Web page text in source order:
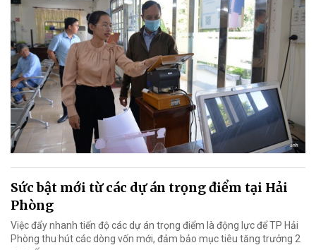
Sức bật mới từ các dự án trọng điểm tại Hải
Phòng
Việc đẩy nhanh tiến độ các dự án trọng điểm là động lực để TP Hải
Phòng thu hút các dòng vốn mới, đảm bảo mục tiêu tăng trưởng 2